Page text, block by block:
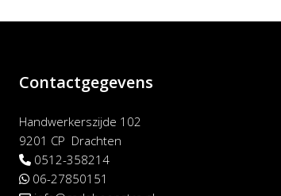
Contactgegevens
Handwerkerszijde 102
9201 CP Drachten
0512-358214
06-27850151